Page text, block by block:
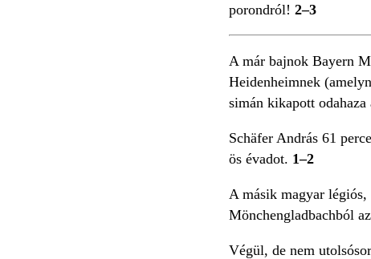
porondról! 2–3
A már bajnok Bayern
Heidenheimnek
simán kikapott
Schäfer András 61
ös évadot. 1–2
A másik magyar
Mönchengladbachból
Végül, de nem